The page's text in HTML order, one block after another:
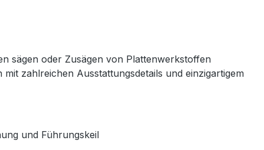
sägen oder Zusägen von Plattenwerkstoffen
zahlreichen Ausstattungsdetails und einzigartigem
und Führungskeil